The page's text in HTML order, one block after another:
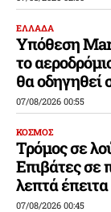
ΕΛΛΑΔΑ
Υπόθεση
το
θα οδηγηθεί
07/08/2026 00:55
ΚΟΣΜΟΣ
Τρόμος σε
Επιβάτες σε
λεπτά
07/08/2026 00:45